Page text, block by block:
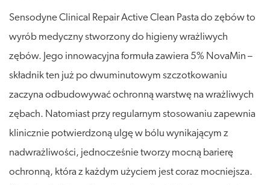
Sensodyne Clinical Repair Active Clean Pasta do zębów to
wyrób medyczny stworzony do higieny wrażliwych
zębów. Jego innowacyjna formuła zawiera 5% NovaMin –
składnik ten już po dwuminutowym szczotkowaniu
zaczyna odbudowywać ochronną warstwę na wrażliwych
zębach. Natomiast przy regularnym stosowaniu zapewnia
klinicznie potwierdzoną ulgę w bólu wynikającym z
nadwrażliwości, jednocześnie tworzy mocną barierę
ochronną, która z każdym użyciem jest coraz mocniejsza.